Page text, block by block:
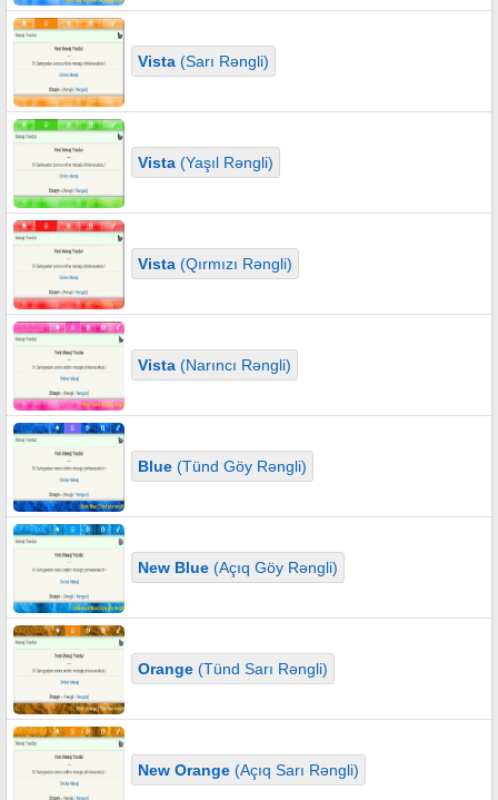
Vista(Sarı Rəngli)
Vista(Yaşıl Rəngli)
Vista(Qırmızı Rəngli)
Vista(Narıncı Rəngli)
Blue(Tünd Göy Rəngli)
New Blue(Açıq Göy Rəngli)
Orange(Tünd Sarı Rəngli)
New Orange(Açıq Sarı Rəngli)